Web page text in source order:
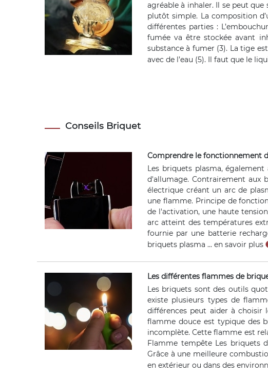
agréable à inhaler. Il se peut
plutôt simple. La composition
différentes parties :
fumée va être stockée avant
substance à fumer (3). La tige
avec de l’eau (5). Il faut que le
Conseils Briquet
Comprendre le fonctionnement
Les briquets plasma,
d'allumage. Contrairement aux
électrique créant un arc de
une flamme. Principe de
de l'activation, une haute
arc atteint des températures
fournie par une batterie
briquets plasma ... en savoir plus
Les différentes flammes de
Les briquets sont des outils
existe plusieurs types de
différences peut aider à choisir
flamme douce est typique des
incomplète. Cette flamme est
Flamme tempête Les briquets
Grâce à une meilleure
en extérieur ou dans des